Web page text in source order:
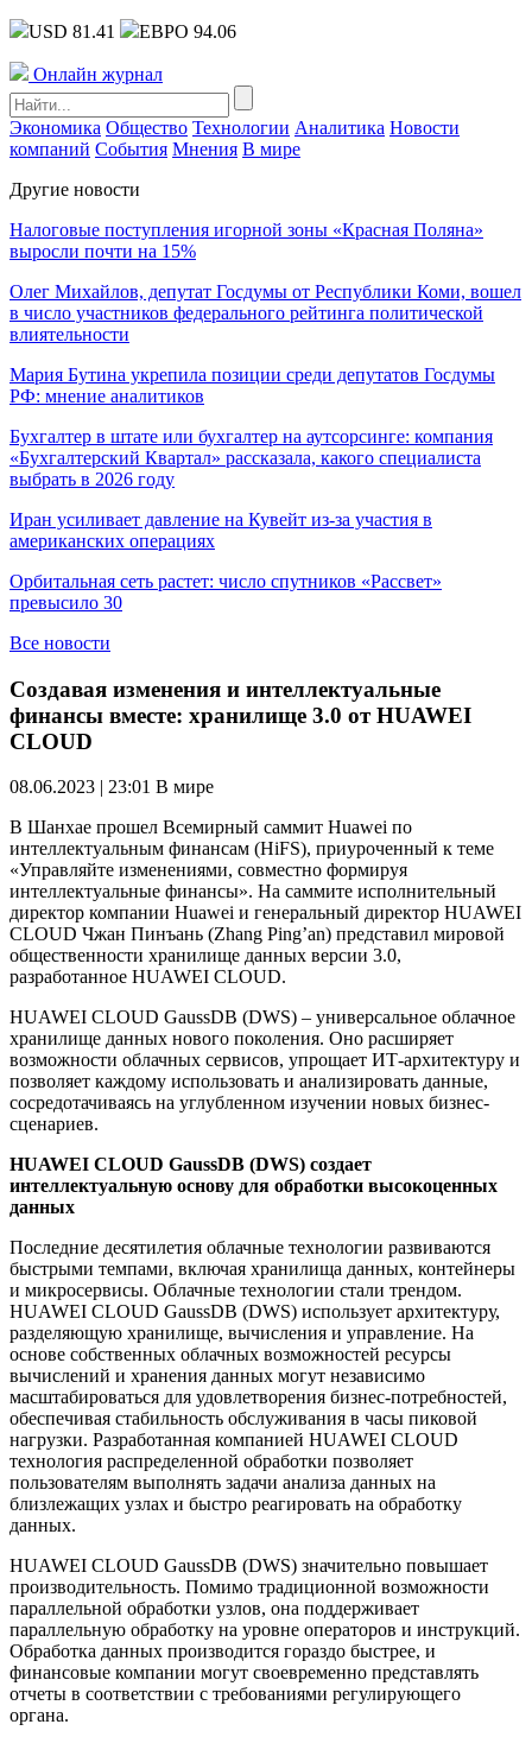
USD 81.41 ЕВРО 94.06
Онлайн журнал
Экономика Общество Технологии Аналитика Новости
компаний События Мнения В мире
Другие новости
Налоговые поступления игорной зоны «Красная Поляна»
выросли почти на 15%
Олег Михайлов, депутат Госдумы от Республики Коми, вошел
в число участников федерального рейтинга политической
влиятельности
Мария Бутина укрепила позиции среди депутатов Госдумы
РФ: мнение аналитиков
Бухгалтер в штате или бухгалтер на аутсорсинге: компания
«Бухгалтерский Квартал» рассказала, какого специалиста
выбрать в 2026 году
Иран усиливает давление на Кувейт из-за участия в
американских операциях
Орбитальная сеть растет: число спутников «Рассвет»
превысило 30
Все новости
Создавая изменения и интеллектуальные
финансы вместе: хранилище 3.0 от HUAWEI
CLOUD
08.06.2023 | 23:01 В мире
В Шанхае прошел Всемирный саммит Huawei по
интеллектуальным финансам (HiFS), приуроченный к теме
«Управляйте изменениями, совместно формируя
интеллектуальные финансы». На саммите исполнительный
директор компании Huawei и генеральный директор HUAWEI
CLOUD Чжан Пинъань (Zhang Ping’an) представил мировой
общественности хранилище данных версии 3.0,
разработанное HUAWEI CLOUD.
HUAWEI CLOUD GaussDB (DWS) – универсальное облачное
хранилище данных нового поколения. Оно расширяет
возможности облачных сервисов, упрощает ИТ-архитектуру и
позволяет каждому использовать и анализировать данные,
сосредотачиваясь на углубленном изучении новых бизнес-
сценариев.
HUAWEI CLOUD GaussDB (DWS) создает
интеллектуальную основу для обработки высокоценных
данных
Последние десятилетия облачные технологии развиваются
быстрыми темпами, включая хранилища данных, контейнеры
и микросервисы. Облачные технологии стали трендом.
HUAWEI CLOUD GaussDB (DWS) использует архитектуру,
разделяющую хранилище, вычисления и управление. На
основе собственных облачных возможностей ресурсы
вычислений и хранения данных могут независимо
масштабироваться для удовлетворения бизнес-потребностей,
обеспечивая стабильность обслуживания в часы пиковой
нагрузки. Разработанная компанией HUAWEI CLOUD
технология распределенной обработки позволяет
пользователям выполнять задачи анализа данных на
близлежащих узлах и быстро реагировать на обработку
данных.
HUAWEI CLOUD GaussDB (DWS) значительно повышает
производительность. Помимо традиционной возможности
параллельной обработки узлов, она поддерживает
параллельную обработку на уровне операторов и инструкций.
Обработка данных производится гораздо быстрее, и
финансовые компании могут своевременно представлять
отчеты в соответствии с требованиями регулирующего
органа.